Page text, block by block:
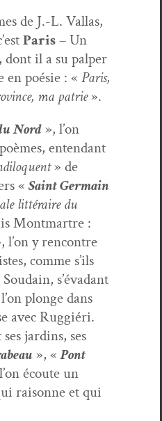
de J.-L. Val­las,
Paris– Un
dont il a su palper
en poésie : « Paris,
ma patrie».
Nord», l’on
enten­dant
» de
« Saint Ger­main
lit­téraire du
Mont­martre :
l’on y ren­con­tre
comme s’ils
s’évadant
l’on plonge dans
avec Rug­giéri.
jardins, ses
», «Pont
écoute un
raisonne et qui